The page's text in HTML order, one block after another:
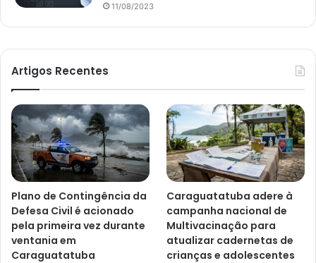
11/08/2023
Artigos Recentes
Plano de Contingência da
Defesa Civil é acionado
pela primeira vez durante
ventania em
Caraguatatuba
Caraguatatuba adere à
campanha nacional de
Multivacinação para
atualizar cadernetas de
crianças e adolescentes